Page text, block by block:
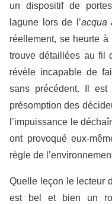
un dispositif de
lagune lors de l’acqua
réellement, se heurte à
trouve détaillées au fil
révèle incapable de
sans précédent. Il
présomption des
l’impuissance le
ont provoqué eux-
règle de
Quelle leçon le lecteur
est bel et bien un